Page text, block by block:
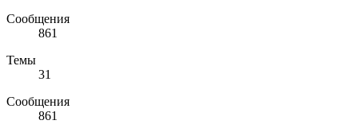
Сообщения
861
Темы
31
Сообщения
861